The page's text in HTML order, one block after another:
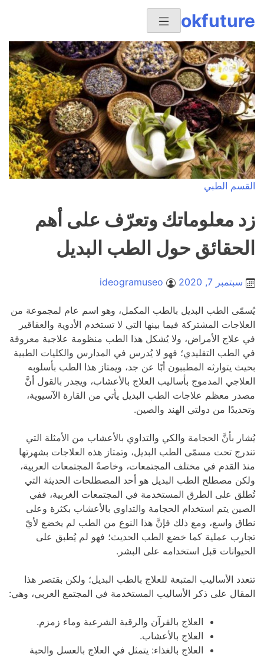
okfuture
القسم الطبي
زد معلوماتك وتعرّف على أهم
الحقائق حول الطب البديل
سبتمبر 7, 2020 ideogramuseo
يُسمّى الطب البديل بالطب المكمل، وهو اسم عام لمجموعة من
العلاجات المشتركة فيما بينها التي لا تستخدم الأدوية والعقاقير
في علاج الأمراض، ولا يُشكل هذا الطب منظومة علاجية معروفة
في الطب التقليدي؛ فهو لا يُدرس في المدارس والكليات الطبية
بحيث يتوارثه المطببون أبًا عن جد، ويمتاز هذا الطب بأسلوبه
العلاجي المدموج بأساليب العلاج بالأعشاب، ويجدر بالقول أنَّ
مصدر معظم علاجات الطب البديل يأتي من القارة الآسيوية،
وتحديدًا من دولتي الهند والصين.
يُشار بأنَّ الحجامة والكي والتداوي بالأعشاب من الأمثلة التي
تندرج تحت مسمّى الطب البديل، وتمتاز هذه العلاجات بشهرتها
منذ القدم في مختلف المجتمعات، وخاصةً المجتمعات العربية،
ولكن مصطلح الطب البديل هو أحد المصطلحات الحديثة التي
تُطلق على الطرق المستخدمة في المجتمعات الغربية، ففي
الصين يتم استخدام الحجامة والتداوي بالأعشاب بكثرة وعلى
نطاق واسع، ومع ذلك فإنَّ هذا النوع من الطب لم يخضع لأيّ
تجارب عملية كما خضع الطب الحديث؛ فهو لم يُطبق على
الحيوانات قبل استخدامه على البشر.
تتعدد الأساليب المتبعة للعلاج بالطب البديل؛ ولكن بقتصر هذا
المقال على ذكر الأساليب المستخدمة في المجتمع العربي، وهي:
العلاج بالقرآن والرقية الشرعية وماء زمزم.
العلاج بالأعشاب.
العلاج بالغذاء: يتمثل في العلاج بالعسل والحبة